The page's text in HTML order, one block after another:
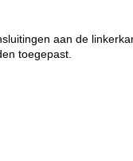
aan de
toegepast.